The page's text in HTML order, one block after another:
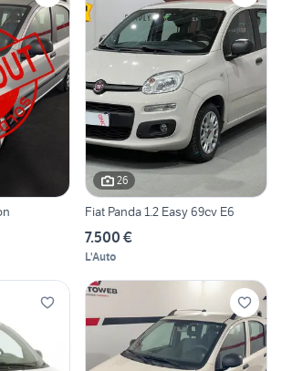
26
Fiat Panda 1.2 Easy 69cv E6
7.500 €
L'Auto